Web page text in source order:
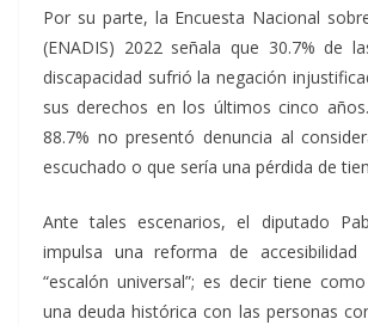
Por su parte, la Encuesta Nacional
(ENADIS) 2022 señala que 30.7% de
discapacidad sufrió la negación
sus derechos en los últimos cinco
88.7% no presentó denuncia al
escuchado o que sería una pérdida de
Ante tales escenarios, el diputado
impulsa una reforma de accesibilidad
“escalón universal”; es decir tiene
una deuda histórica con las personas